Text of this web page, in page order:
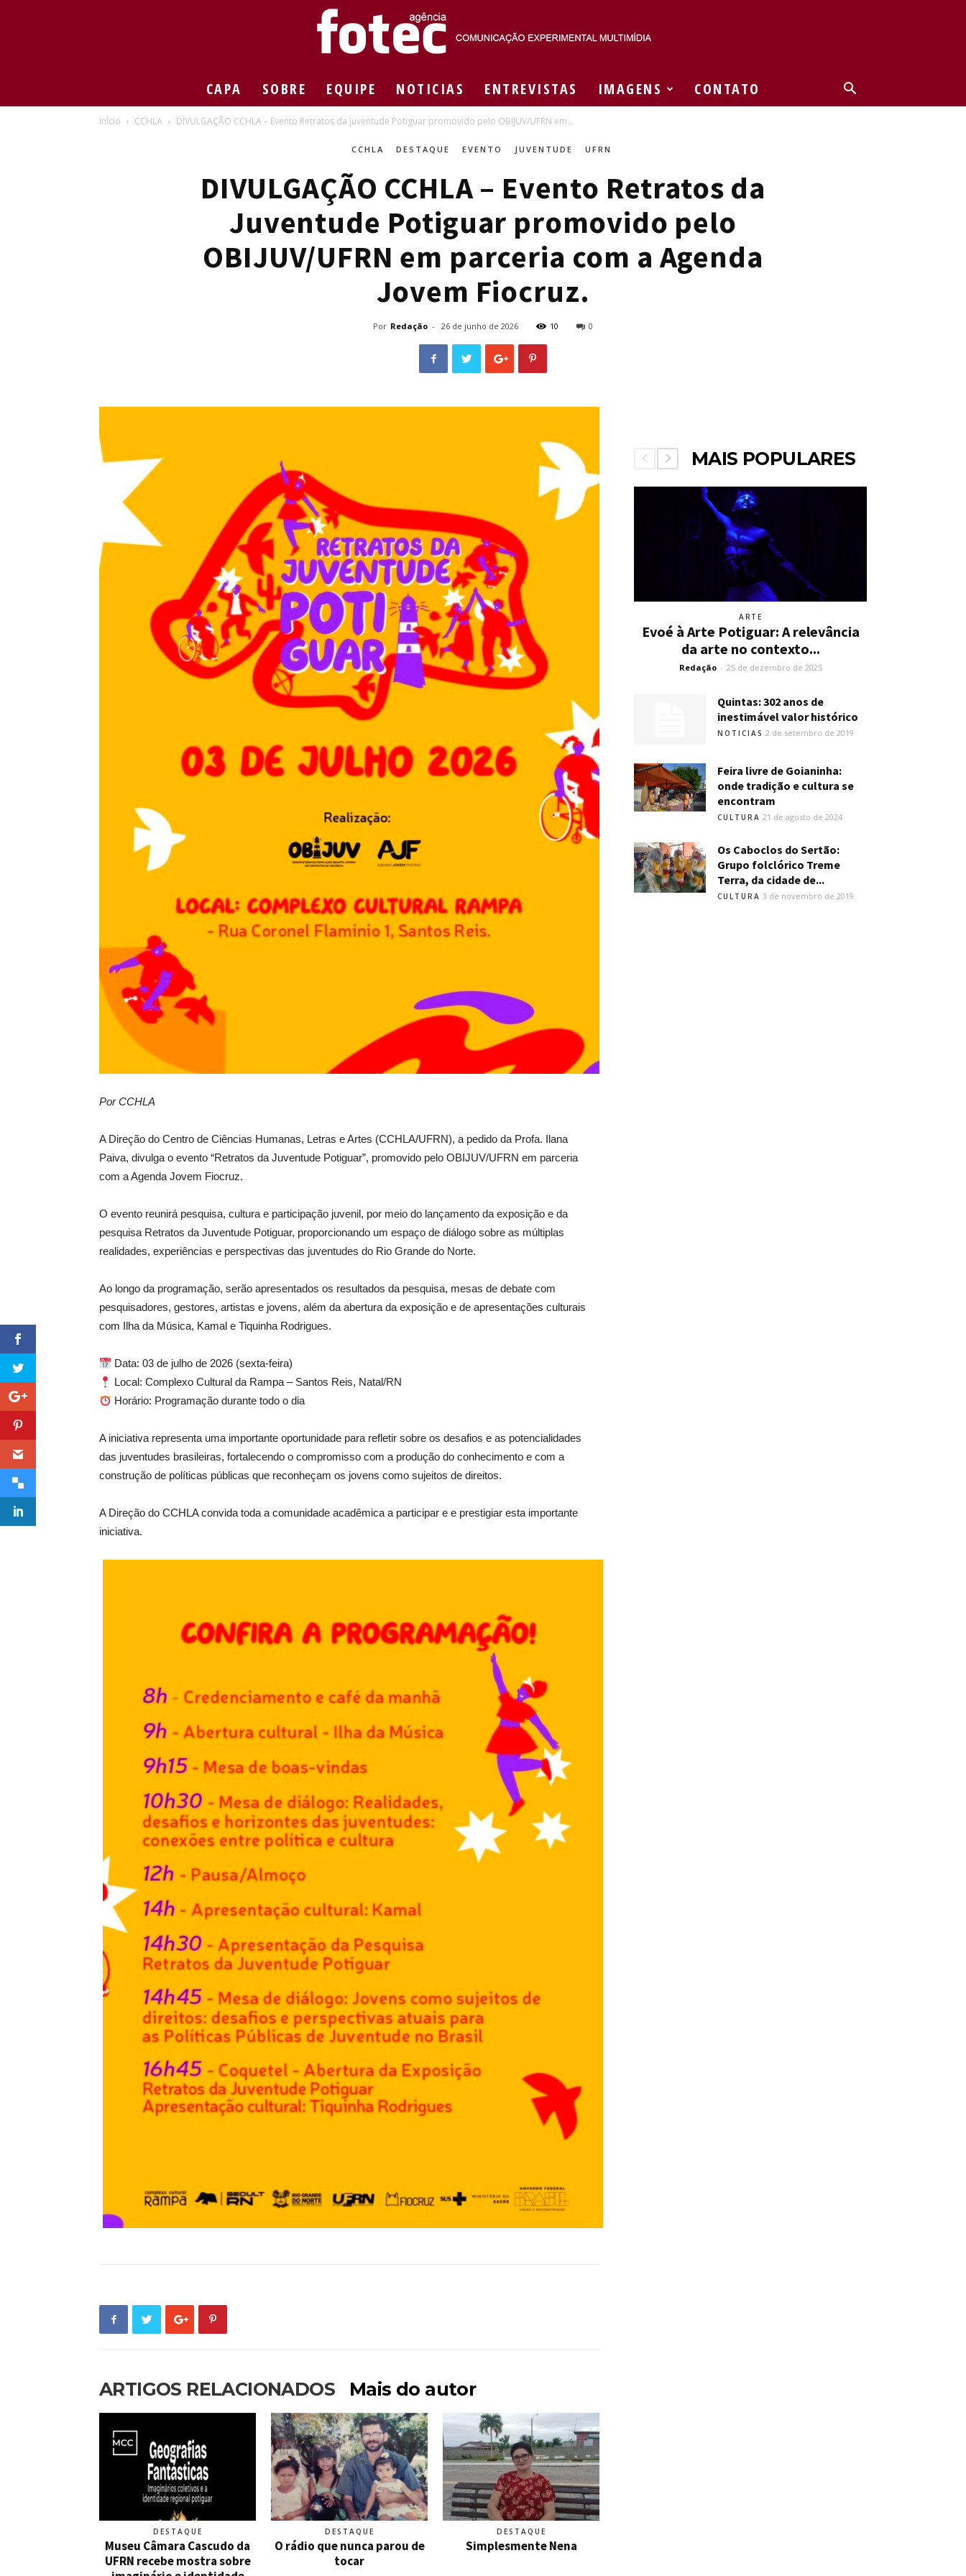
Agência
CAPA SOBRE EQUIPE NOTICIAS ENTREVISTAS IMAGENS CONTATO
Início CCHLA DIVULGAÇÃO CCHLA – Evento Retratos da Juventude Potiguar promovido pelo OBIJUV/UFRN em...
CCHLA DESTAQUE EVENTO JUVENTUDE UFRN
DIVULGAÇÃO CCHLA – Evento Retratos da
Juventude Potiguar promovido pelo
OBIJUV/UFRN em parceria com a Agenda
Jovem Fiocruz.
Por Redação - 26 de junho de 2026 10 0
Por CCHLA
A Direção do Centro de Ciências Humanas, Letras e Artes (CCHLA/UFRN), a pedido da Profa. Ilana
Paiva, divulga o evento “Retratos da Juventude Potiguar”, promovido pelo OBIJUV/UFRN em parceria
com a Agenda Jovem Fiocruz.
O evento reunirá pesquisa, cultura e participação juvenil, por meio do lançamento da exposição e da
pesquisa Retratos da Juventude Potiguar, proporcionando um espaço de diálogo sobre as múltiplas
realidades, experiências e perspectivas das juventudes do Rio Grande do Norte.
Ao longo da programação, serão apresentados os resultados da pesquisa, mesas de debate com
pesquisadores, gestores, artistas e jovens, além da abertura da exposição e de apresentações culturais
com Ilha da Música, Kamal e Tiquinha Rodrigues.
Data: 03 de julho de 2026 (sexta-feira)
Local: Complexo Cultural da Rampa – Santos Reis, Natal/RN
Horário: Programação durante todo o dia
A iniciativa representa uma importante oportunidade para refletir sobre os desafios e as potencialidades
das juventudes brasileiras, fortalecendo o compromisso com a produção do conhecimento e com a
construção de políticas públicas que reconheçam os jovens como sujeitos de direitos.
A Direção do CCHLA convida toda a comunidade acadêmica a participar e e prestigiar esta importante
iniciativa.
ARTIGOS RELACIONADOS Mais do autor
DESTAQUE
Museu Câmara Cascudo da
UFRN recebe mostra sobre
DESTAQUE
O rádio que nunca parou de
tocar
DESTAQUE
Simplesmente Nena
MAIS POPULARES
ARTE
Evoé à Arte Potiguar: A relevância
da arte no contexto...
Redação - 25 de dezembro de 2025
Quintas: 302 anos de
inestimável valor histórico
NOTICIAS 2 de setembro de 2019
Feira livre de Goianinha:
onde tradição e cultura se
encontram
CULTURA 21 de agosto de 2024
Os Caboclos do Sertão:
Grupo folclórico Treme
Terra, da cidade de...
CULTURA 3 de novembro de 2019